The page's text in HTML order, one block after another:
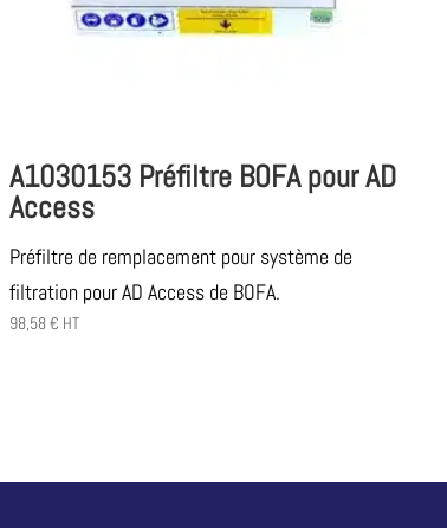
A1030153 Préfiltre BOFA pour AD
Access
Préfiltre de remplacement pour système de
filtration pour AD Access de BOFA.
98,58€ HT